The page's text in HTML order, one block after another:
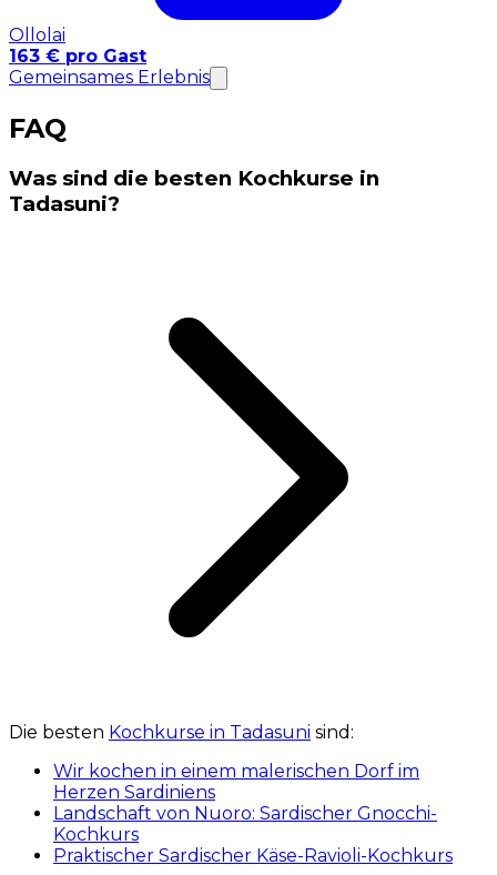
Ollolai
163 € pro Gast
Gemeinsames Erlebnis
FAQ
Was sind die besten Kochkurse in
Tadasuni?
Die besten Kochkurse in Tadasuni sind:
Wir kochen in einem malerischen Dorf im
Herzen Sardiniens
Landschaft von Nuoro: Sardischer Gnocchi-
Kochkurs
Praktischer Sardischer Käse-Ravioli-Kochkurs